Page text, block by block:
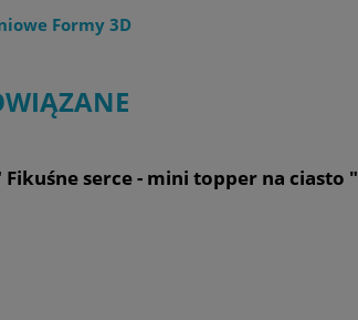
Formy 3D
Fikuśne serce - mini topper na ciasto "